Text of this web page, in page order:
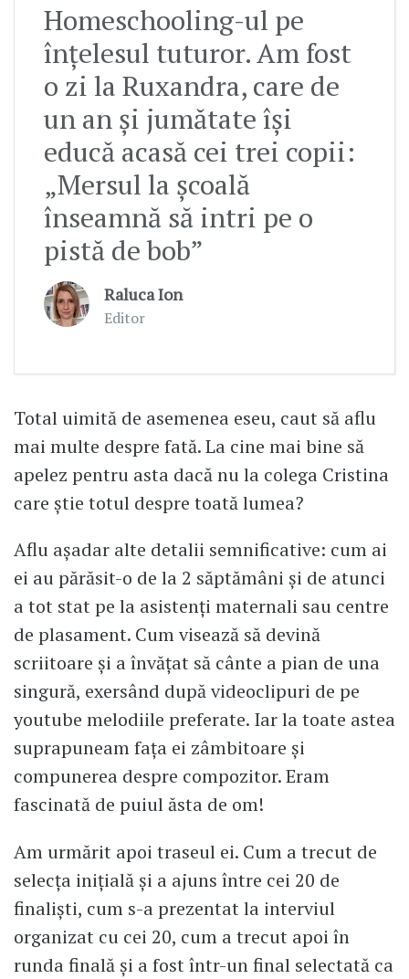
Homeschooling-ul pe
înțelesul tuturor. Am fost
o zi la Ruxandra, care de
un an și jumătate își
educă acasă cei trei copii:
„Mersul la școală
înseamnă să intri pe o
pistă de bob”
Raluca Ion
Editor
Total uimită de asemenea eseu, caut să aflu
mai multe despre fată. La cine mai bine să
apelez pentru asta dacă nu la colega Cristina
care știe totul despre toată lumea?
Aflu așadar alte detalii semnificative: cum ai
ei au părăsit-o de la 2 săptămâni și de atunci
a tot stat pe la asistenți maternali sau centre
de plasament. Cum visează să devină
scriitoare și a învățat să cânte a pian de una
singură, exersând după videoclipuri de pe
youtube melodiile preferate. Iar la toate astea
suprapuneam fața ei zâmbitoare și
compunerea despre compozitor. Eram
fascinată de puiul ăsta de om!
Am urmărit apoi traseul ei. Cum a trecut de
selecța inițială și a ajuns între cei 20 de
finaliști, cum s-a prezentat la interviul
organizat cu cei 20, cum a trecut apoi în
runda finală și a fost într-un final selectată ca